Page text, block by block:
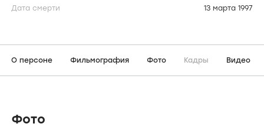
Дата смерти 13 марта 1997
О персоне Фильмография Фото Кадры Видео
Фото